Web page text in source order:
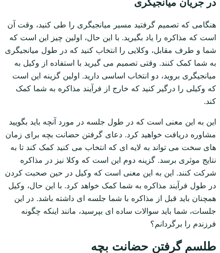
در جریان میانجیگری
هنگامی که تصمیم گرفتید مسیر میانجیگری را طی کنید، وقت آن
است که مذاکره را یاد بگیرید. با این حال، اولین چیز این است که
شما و طرف مقابل، وکلایی را انتخاب کنید که در طول میانجیگری
به شما کمک کنند. وقتی تصمیم می گیرید با استفاده از وکیل به
میانجیگری بروید، دو انتخاب اساسی دارید. اولین گزینه این است
که وکیلی را درگیر کنید که خارج از فرآیند مذاکره به شما کمک
کند.
این به این معنی است که در طول جلسه در مورد آنچه باید بگویید
مشاوره دریافت خواهید کرد. دعای گرفتن حضانت بچه برای زمان
های سخت می تواند به لایه ای که انتخاب می کنید کمک کند تا به
نتایج موثری برسد. گزینه دوم این است که وکلا نیز در مذاکره
شرکت کنند. این به این معنی است که وکیل در حین صحبت کردن
در طول فرآیند مذاکره به شما کمک خواهد کرد. با این حال، وکیل
همچنان باید قبل از مذاکره با شما جلسه ای داشته باشد. در این
جلسات، شما باید سوالات ساده ای بپرسید، مانند اینکه چگونه
فرزندم را برگردانم؟
طلسم گرفتن حضانت بچه